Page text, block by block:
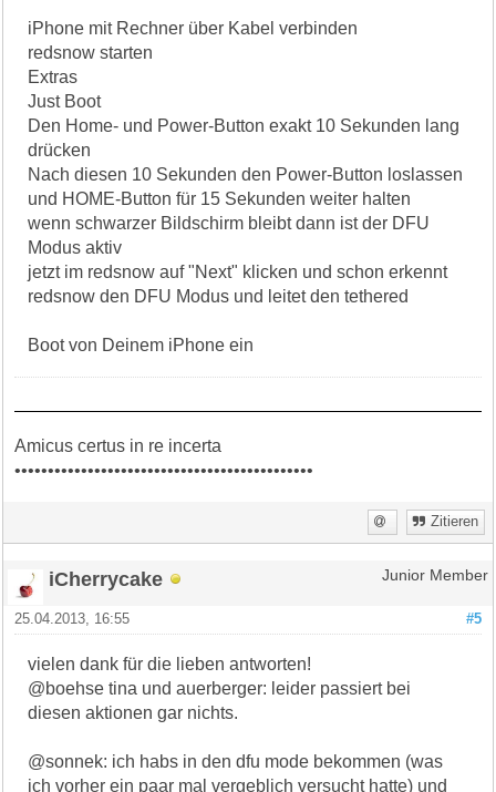
iPhone mit Rechner über Kabel verbinden
redsnow starten
Extras
Just Boot
Den Home- und Power-Button exakt 10 Sekunden lang
drücken
Nach diesen 10 Sekunden den Power-Button loslassen
und HOME-Button für 15 Sekunden weiter halten
wenn schwarzer Bildschirm bleibt dann ist der DFU
Modus aktiv
jetzt im redsnow auf "Next" klicken und schon erkennt
redsnow den DFU Modus und leitet den tethered
Boot von Deinem iPhone ein
Amicus certus in re incerta
•••••••••••••••••••••••••••••••••••••••••••••
Zitieren
iCherrycake Junior Member
#5
25.04.2013, 16:55
vielen dank für die lieben antworten!
@boehse tina und auerberger: leider passiert bei
diesen aktionen gar nichts.
@sonnek: ich habs in den dfu mode bekommen (was
ich vorher ein paar mal vergeblich versucht hatte) und